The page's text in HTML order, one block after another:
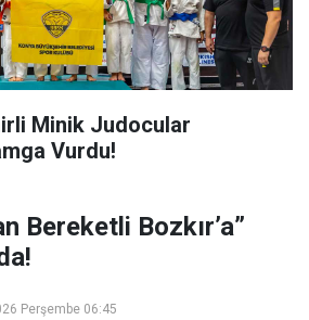
Minik Judocular
Vurdu!
Bereketli Bozkır’a”
Perşembe 06:45